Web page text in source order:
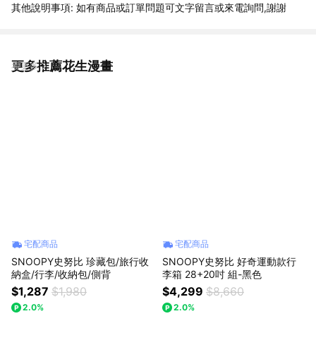
其他說明事項: 如有商品或訂單問題可文字留言或來電詢問,謝謝
更多推薦花生漫畫
看更多
宅配商品
SNOOPY史努比 珍藏包/旅行收
納盒/行李/收納包/側背
$1,287 $1,980
2.0%
宅配商品
SNOOPY史努比 好奇運動款行
李箱 28+20吋 組-黑色
$4,299 $8,660
2.0%